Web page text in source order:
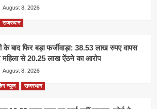
August 8, 2026
राजस्थान
के बाद फिर बड़ा फर्जीवाड़ा: 38.53 लाख रुपए वापस
महिला से 20.25 लाख ऐंठने का आरोप
August 8, 2026
न्यूज राजस्थान